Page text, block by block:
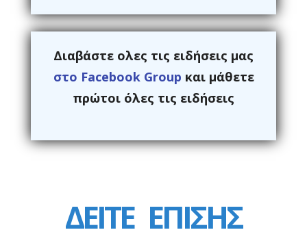
Διαβάστε ολες τις ειδήσεις μας
στο Facebook Group και μάθετε
πρώτοι όλες τις ειδήσεις
ΔΕΙΤΕ ΕΠΙΣΗΣ